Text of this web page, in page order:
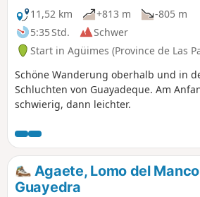
11,52 km
+813 m
-805 m
5:35 Std.
Schwer
Start in Agüimes (Province de Las
Schöne Wanderung oberhalb und in
Schluchten von Guayadeque. Am
schwierig, dann leichter.
Agaete, Lomo del
Guayedra